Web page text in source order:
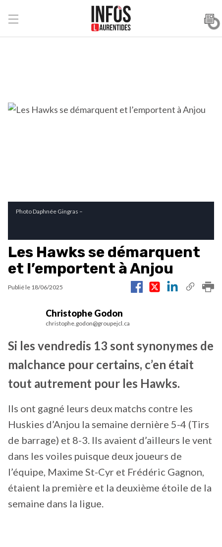
Photo Daphnée Gingras –
Les Hawks se démarquent
et l’emportent à Anjou
Publié le 18/06/2025
Christophe Godon
christophe.godon@groupejcl.ca
Si les vendredis 13 sont synonymes de
malchance pour certains, c’en était
tout autrement pour les Hawks.
Ils ont gagné leurs deux matchs contre les
Huskies d’Anjou la semaine dernière 5-4 (Tirs
de barrage) et 8-3. Ils avaient d’ailleurs le vent
dans les voiles puisque deux joueurs de
l’équipe, Maxime St-Cyr et Frédéric Gagnon,
étaient la première et la deuxième étoile de la
semaine dans la ligue.